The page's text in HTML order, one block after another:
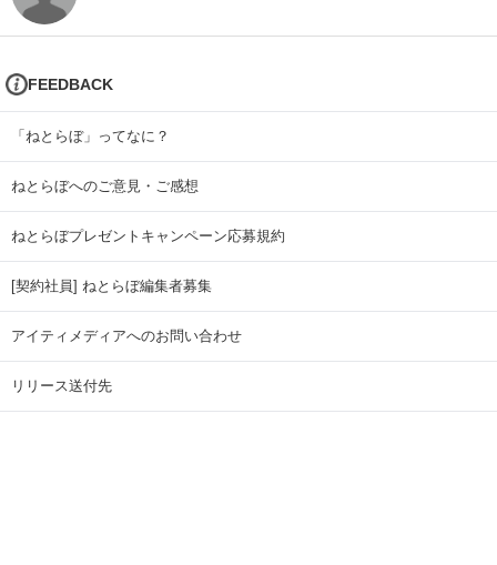
FEEDBACK
「ねとらぼ」ってなに？
ねとらぼへのご意見・ご感想
ねとらぼプレゼントキャンペーン応募規約
[契約社員] ねとらぼ編集者募集
アイティメディアへのお問い合わせ
リリース送付先